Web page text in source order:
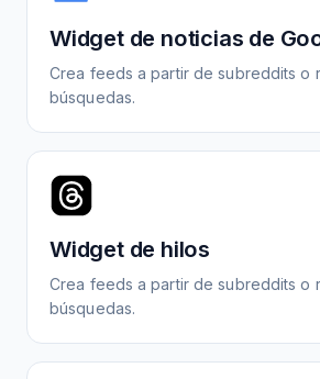
Widget de noticias de
Crea feeds a partir de subreddits o
búsquedas.
Widget de hilos
Crea feeds a partir de subreddits o
búsquedas.